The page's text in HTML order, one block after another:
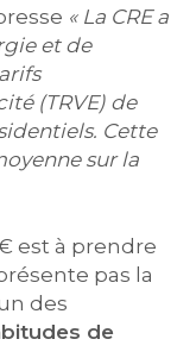
« La CRE a
et de
(TRVE) de
Cette
sur la
est à prendre
pas la
des
de